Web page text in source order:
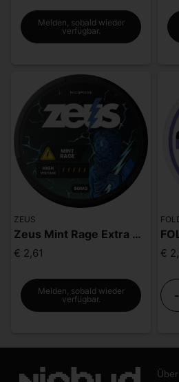
Melden, sobald wieder
verfügbar.
ZEUS
Zeus Mint Rage Extra Strong
€ 2,61
Melden, sobald wieder
verfügbar.
€
-